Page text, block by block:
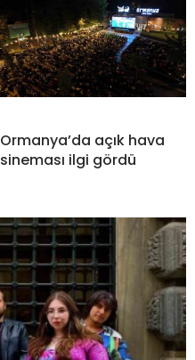
Ormanya’da açık hava
sineması ilgi gördü